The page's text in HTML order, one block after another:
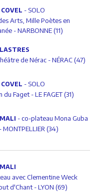
- SOLO
Arts, Mille Poètes en
- NARBONNE (11)
de Nérac - NÉRAC (47)
- SOLO
du Faget - LE FAGET (31)
- co-plateau Mona Guba
(34)
avec Clementine Weck
d'Chant - LYON (69)